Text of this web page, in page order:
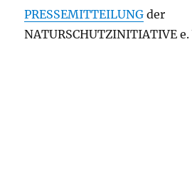
PRESSEMITTEILUNG der
NATURSCHUTZINITIATIVE